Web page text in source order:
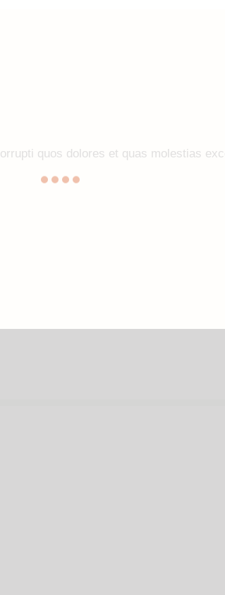
quos dolores et quas molestias